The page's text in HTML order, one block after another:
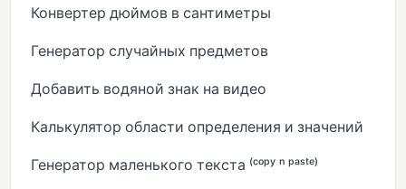
Конвертер дюймов в сантиметры
Генератор случайных предметов
Добавить водяной знак на видео
Калькулятор области определения и значений
Генератор маленького текста ⁽ᶜᵒᵖʸ ⁿ ᵖᵃˢᵗᵉ⁾